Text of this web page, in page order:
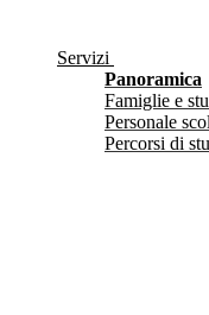
Servizi
Panoramica
Famiglie e
Personale
Percorsi di